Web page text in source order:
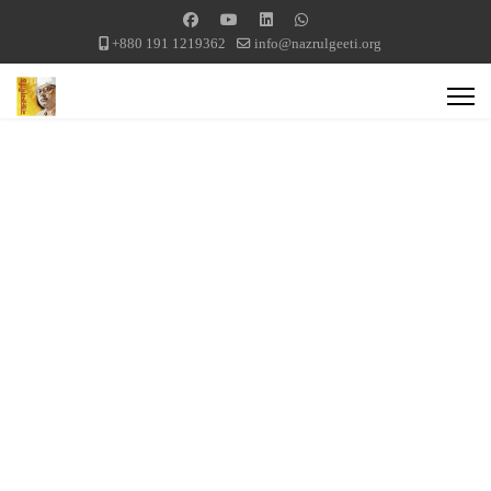
+880 191 1219362 info@nazrulgeeti.org